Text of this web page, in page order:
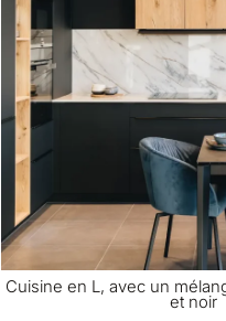
Cuisine en L, avec un
et noir